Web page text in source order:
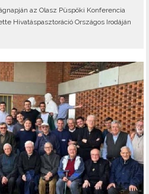
az Olasz Püspöki Konferencia
Hivatáspasztoráció Országos Irodáján